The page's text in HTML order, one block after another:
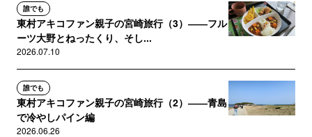
誰でも
東村アキコファン親子の宮崎旅行（3）――フル
ーツ大野とねったくり、そし...
2026.07.10
誰でも
東村アキコファン親子の宮崎旅行（2）――青島
で冷やしパイン編
2026.06.26